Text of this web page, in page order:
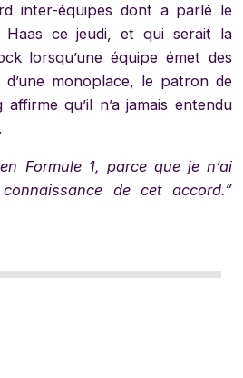
inter-équipes dont a parlé le
Haas ce jeudi, et qui serait la
lorsqu’une équipe émet des
monoplace, le patron de
qu’il n’a jamais entendu
Formule 1, parce que je n’ai
de cet accord.”